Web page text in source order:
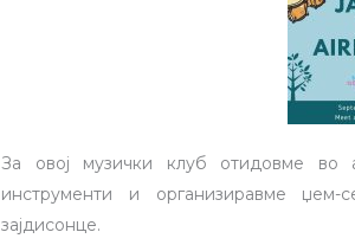
За овој музички клуб отидовме во
инструменти и организиравме
зајдисонце.